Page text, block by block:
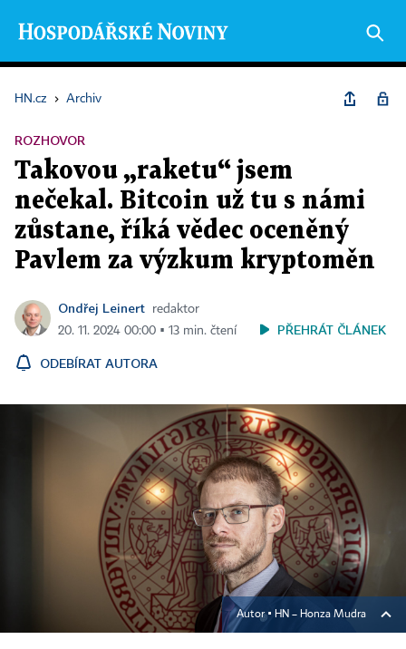
HN.cz › Archiv
ROZHOVOR
Takovou „raketu“ jsem
nečekal. Bitcoin už tu s námi
zůstane, říká vědec oceněný
Pavlem za výzkum kryptoměn
Ondřej Leinert
redaktor
20. 11. 2024 00:00 ▪ 13 min. čtení
PŘEHRÁT ČLÁNEK
ODEBÍRAT AUTORA
Autor ▪ HN – Honza Mudra